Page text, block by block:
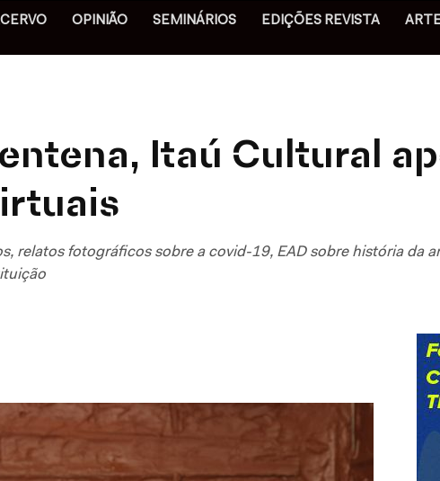
OPINIÃO SEMINÁRIOS EDIÇÕES REVISTA
Itaú Cultural
relatos fotográficos sobre a covid-19, EAD sobre história da